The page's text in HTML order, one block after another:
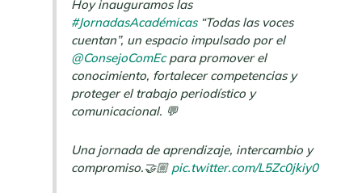
Hoy inauguramos las
#JornadasAcadémicas“Todas las voces
cuentan”, un espacio impulsado por el
@ConsejoComEcpara promover el
conocimiento, fortalecer competencias y
proteger el trabajo periodístico y
comunicacional. 💬
Una jornada de aprendizaje, intercambio y
compromiso.🤝🏼 pic.twitter.com/L5Zc0jkiy0